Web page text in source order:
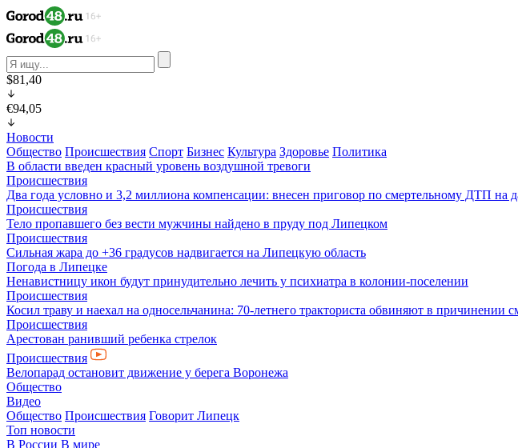
$81,40
€94,05
Новости
Общество Происшествия Спорт Бизнес Культура Здоровье Политика
В области введен красный уровень воздушной тревоги
Происшествия
Два года условно и 3,2 миллиона компенсации: внесен приговор по смертельному ДТП на
Происшествия
Тело пропавшего без вести мужчины найдено в пруду под Липецком
Происшествия
Сильная жара до +36 градусов надвигается на Липецкую область
Погода в Липецке
Ненавистницу икон будут принудительно лечить у психиатра в колонии-поселении
Происшествия
Косил траву и наехал на односельчанина: 70-летнего тракториста обвиняют в причинении
Происшествия
Арестован ранивший ребенка стрелок
Происшествия
Велопарад остановит движение у берега Воронежа
Общество
Видео
Общество Происшествия Говорит Липецк
Топ новости
В России В мире